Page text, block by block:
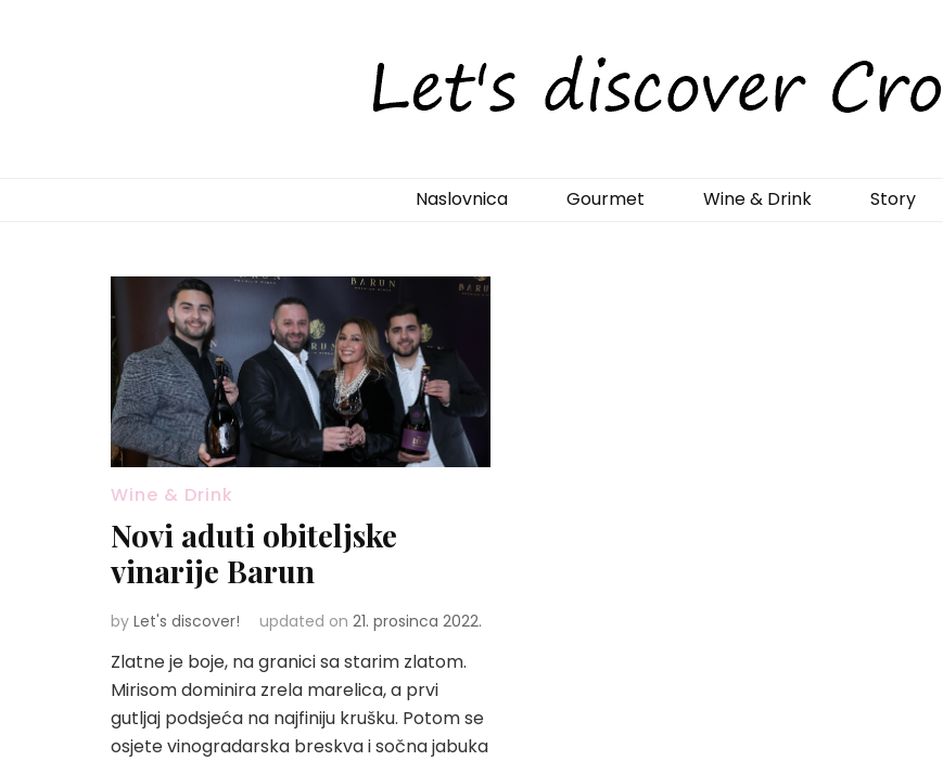
LetsDiscoverCroatia
Naslovnica Gourmet Wine & Drink Story
Wine & Drink
Novi aduti obiteljske
vinarije Barun
by Let's discover! updated on 21. prosinca 2022.
Zlatne je boje, na granici sa starim zlatom.
Mirisom dominira zrela marelica, a prvi
gutljaj podsjeća na najfiniju krušku. Potom se
osjete vinogradarska breskva i sočna jabuka